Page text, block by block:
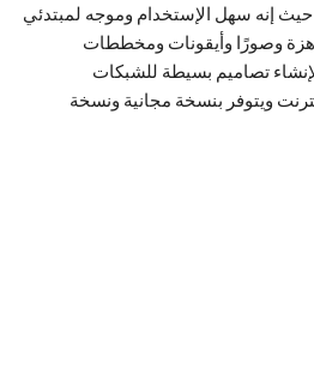
إنه سهل الإستخدام وموجه لمبتدئي
وصورًا وأيقونات ومخططات
تصاميم بسيطة للشبكات
ويتوفر بنسخة مجانية ونسخة